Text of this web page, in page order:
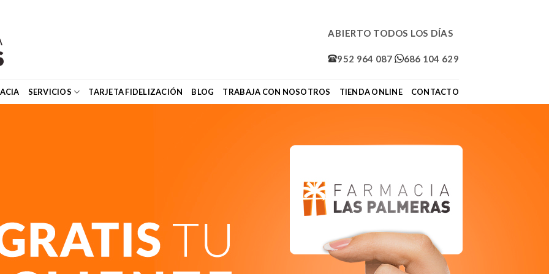
ABIERTO TODOS LOS DÍAS
952 964 087 686 104 629
SERVICIOS TARJETA FIDELIZACIÓN BLOG TRABAJA CON NOSOTROS TIENDA ONLINE CONTACTO